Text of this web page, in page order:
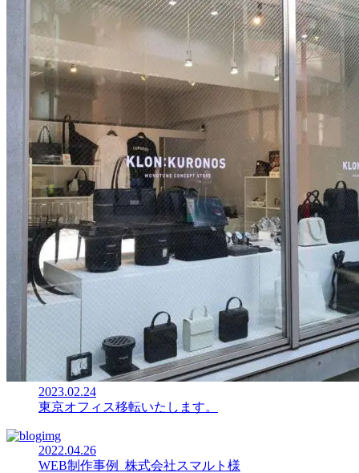
2023.02.24
東京オフィス移転いたします。
2022.04.26
WEB制作事例_株式会社スマルト様